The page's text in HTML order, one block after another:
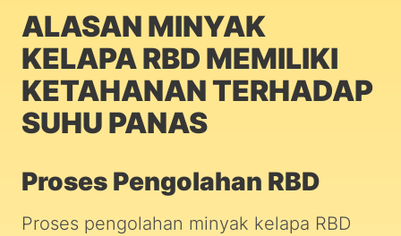
ALASAN MINYAK
KELAPA RBD MEMILIKI
KETAHANAN TERHADAP
SUHU PANAS
Proses Pengolahan RBD
Proses pengolahan minyak kelapa RBD